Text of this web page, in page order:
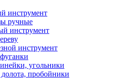
инструмент
ручные
инструмент
инструмент
угольники
пробойники